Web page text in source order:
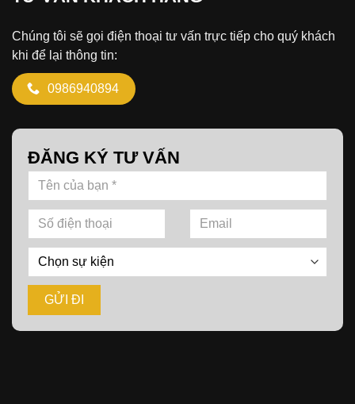
Chúng tôi sẽ gọi điện thoại tư vấn trực tiếp cho quý khách
khi để lại thông tin:
0986940894
ĐĂNG KÝ TƯ VẤN